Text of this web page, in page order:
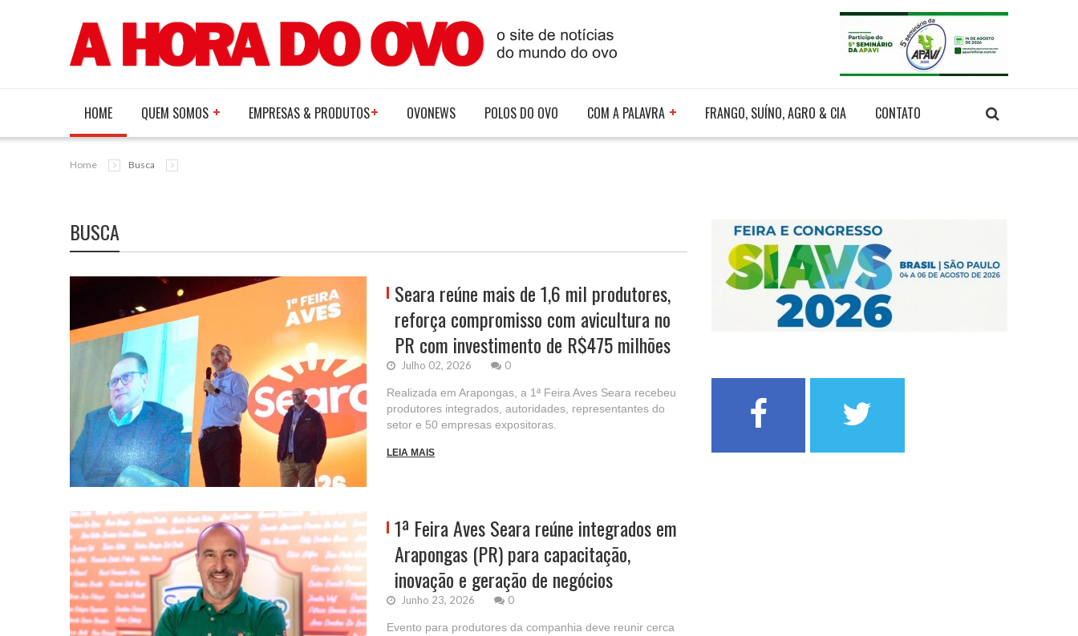
HOME QUEM SOMOS EMPRESAS & PRODUTOS OVONEWS POLOS DO OVO COM A PALAVRA FRANGO, SUÍNO, AGRO & CIA CONTATO
Home Busca
BUSCA
Seara reúne mais de 1,6 mil produtores,
reforça compromisso com avicultura no
PR com investimento de R$475 milhões
Julho 02, 2026 0
Realizada em Arapongas, a 1ª Feira Aves Seara recebeu
produtores integrados, autoridades, representantes do
setor e 50 empresas expositoras.
LEIA MAIS
1ª Feira Aves Seara reúne integrados em
Arapongas (PR) para capacitação,
inovação e geração de negócios
Junho 23, 2026 0
Evento para produtores da companhia deve reunir cerca